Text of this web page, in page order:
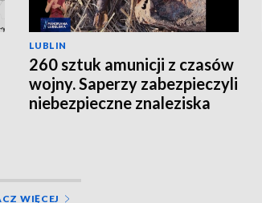
LUBLIN
260 sztuk amunicji z czasów
wojny. Saperzy zabezpieczyli
niebezpieczne znaleziska
WIĘCEJ